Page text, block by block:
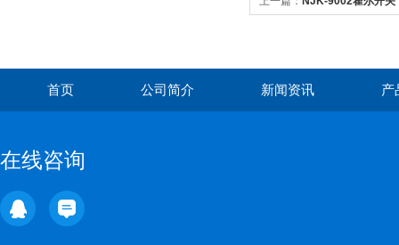
首页 公司简介 新闻资讯 产
在线咨询